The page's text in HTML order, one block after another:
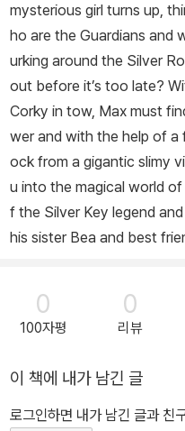
mysterious girl turns up,
ho are the Guardians and
urking around the Silver
out before it’s too late?
Corky in tow, Max must
wer and with the help of a
ock from a gigantic slimy
u into the magical world
f the Silver Key legend
his sister Bea and best
0
100자평
0
리뷰
이 책에 내가 남긴 글
로그인하면 내가 남긴 글과 친